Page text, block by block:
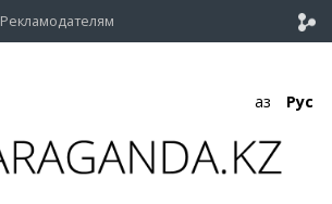
Рекламодателям
Қаз Рус